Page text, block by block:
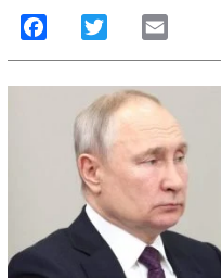
Facebook Twitter